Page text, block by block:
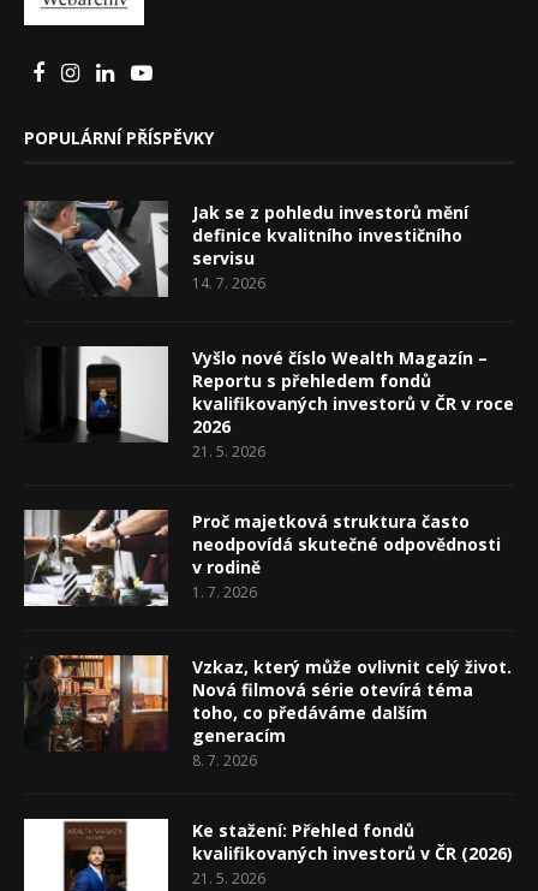
POPULÁRNÍ PŘÍSPĚVKY
Jak se z pohledu investorů mění
definice kvalitního investičního
servisu
14. 7. 2026
Vyšlo nové číslo Wealth Magazín –
Reportu s přehledem fondů
kvalifikovaných investorů v ČR v roce
2026
21. 5. 2026
Proč majetková struktura často
neodpovídá skutečné odpovědnosti
v rodině
1. 7. 2026
Vzkaz, který může ovlivnit celý život.
Nová filmová série otevírá téma
toho, co předáváme dalším
generacím
8. 7. 2026
Ke stažení: Přehled fondů
kvalifikovaných investorů v ČR (2026)
21. 5. 2026